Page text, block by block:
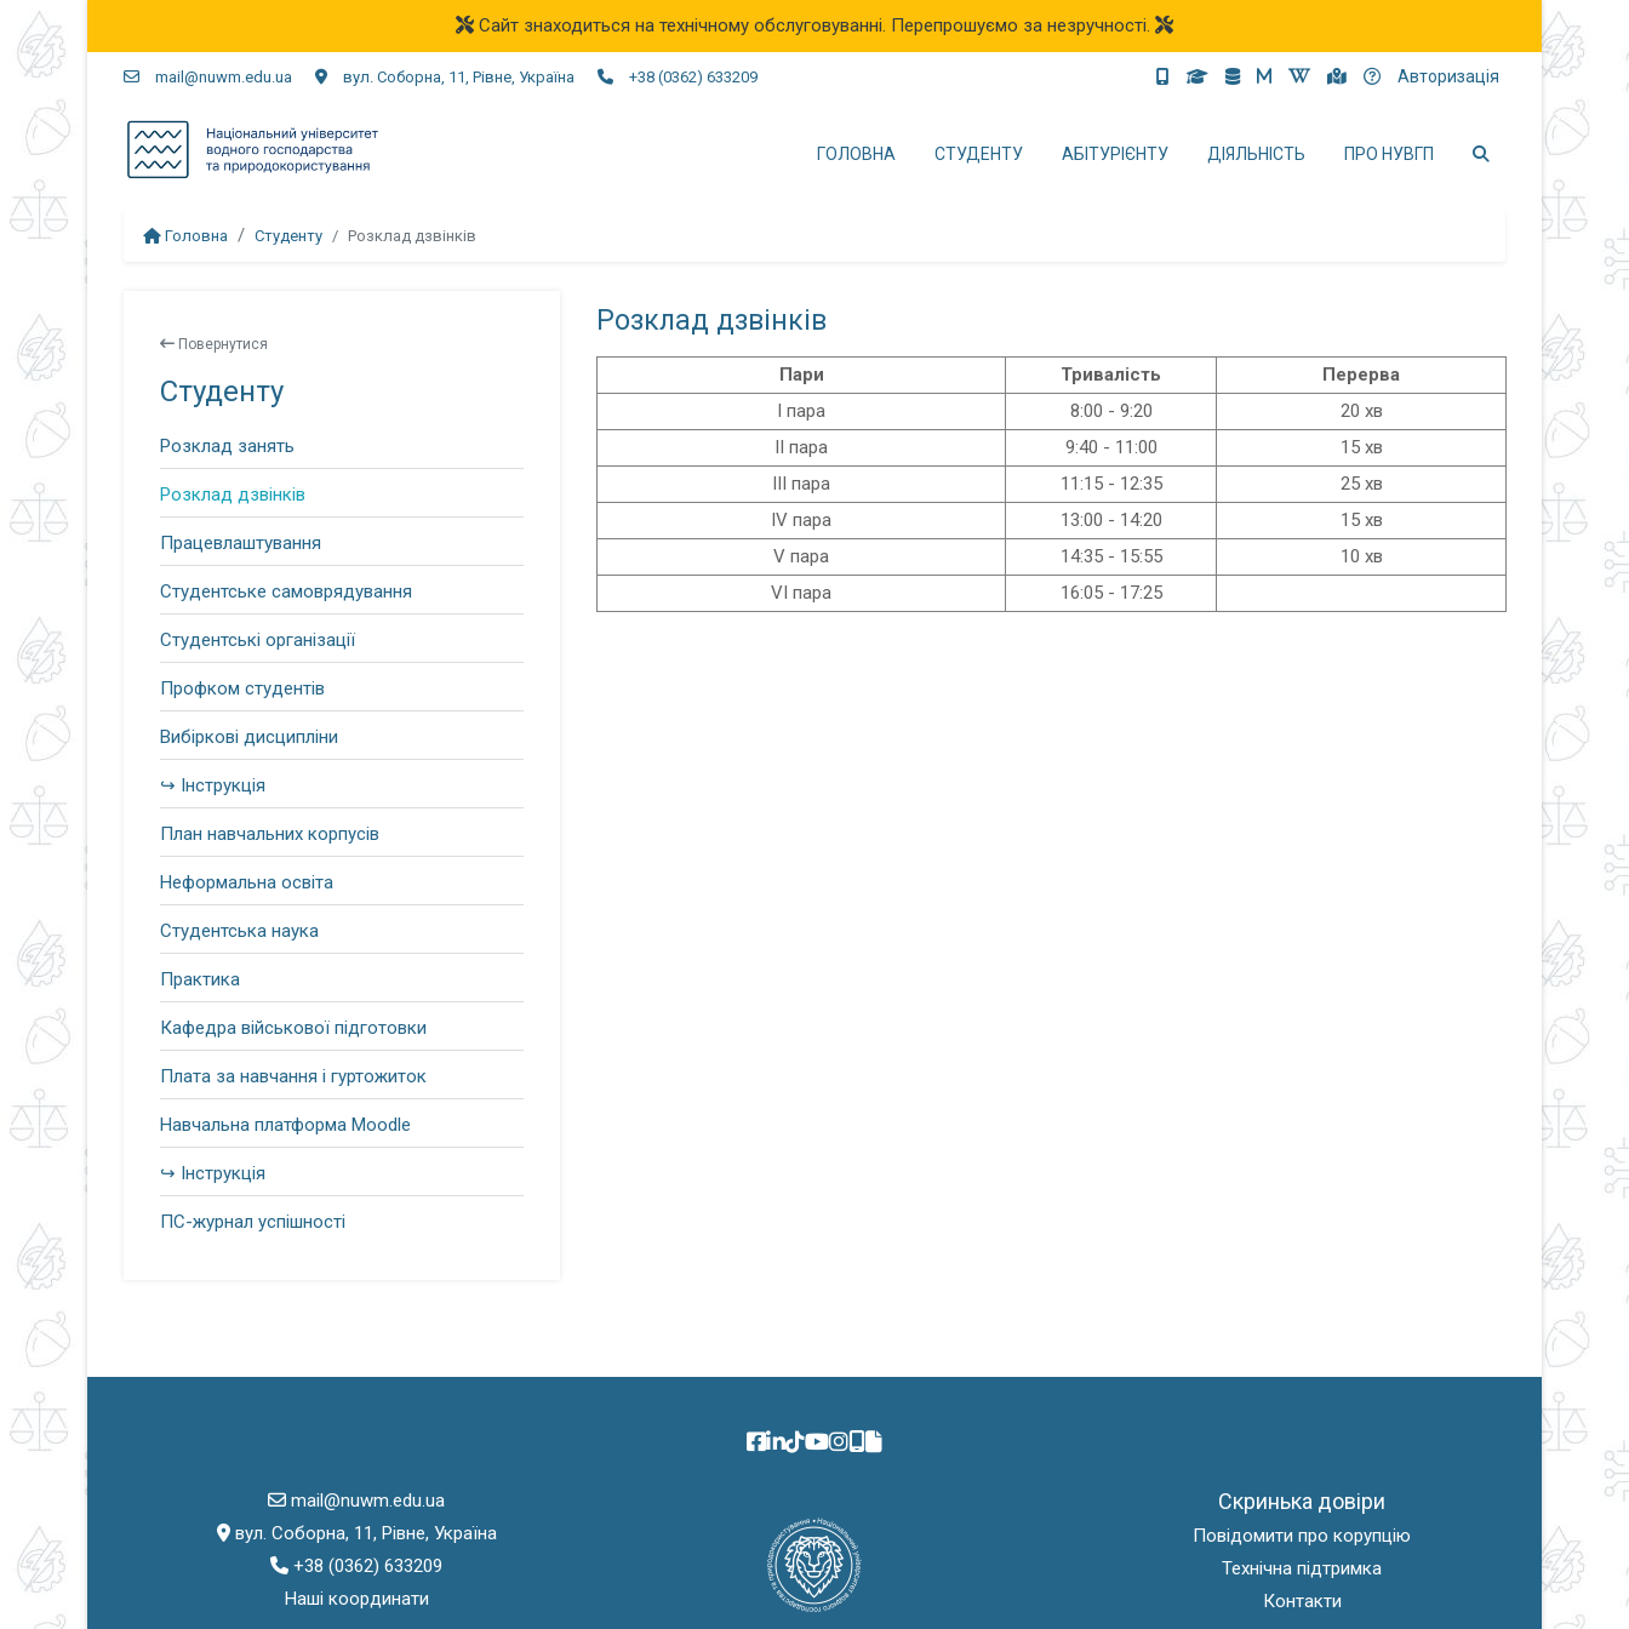
Сайт знаходиться на технічному обслуговуванні. Перепрошуємо за незручності.
mail@nuwm.edu.ua вул. Соборна, 11, Рівне, Україна +38 (0362) 633209 Авторизація
ГОЛОВНА СТУДЕНТУ АБІТУРІЄНТУ ДІЯЛЬНІСТЬ ПРО НУВГП
Головна Студенту Розклад дзвінків
Повернутися
Студенту
Розклад занять
Розклад дзвінків
Працевлаштування
Студентське самоврядування
Студентські організації
Профком студентів
Вибіркові дисципліни
↪ Інструкція
План навчальних корпусів
Неформальна освіта
Студентська наука
Практика
Кафедра військової підготовки
Плата за навчання і гуртожиток
Навчальна платформа Moodle
↪ Інструкція
ПС-журнал успішності
Розклад дзвінків
Пари Тривалість
Перерва
І пара
8:00 - 9:20
20 хв
ІІ пара
9:40 - 11:00
15 хв
ІІІ пара
11:15 - 12:35
25 хв
IV пара
13:00 - 14:20
15 хв
V пара
14:35 - 15:55
10 хв
VI пара
16:05 - 17:25
mail@nuwm.edu.ua
вул. Соборна, 11, Рівне, Україна
+38 (0362) 633209
Наші координати
Скринька довіри
Повідомити про корупцію
Технічна підтримка
Контакти